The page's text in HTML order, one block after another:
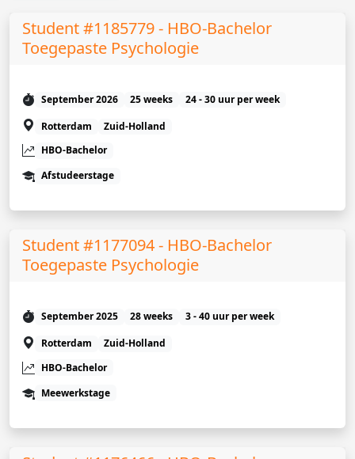
Student #1185779 - HBO-Bachelor
Toegepaste Psychologie
September 2026 25 weeks
24 - 30 uur per week
Rotterdam
Zuid-Holland
HBO-Bachelor
Afstudeerstage
Student #1177094 - HBO-Bachelor
Toegepaste Psychologie
September 2025 28 weeks
3 - 40 uur per week
Rotterdam
Zuid-Holland
HBO-Bachelor
Meewerkstage